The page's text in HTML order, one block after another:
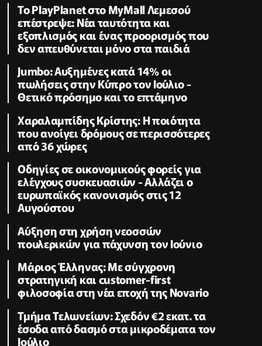
Το PlayPlanet στο MyMall Λεμεσού
επέστρεψε: Νέα ταυτότητα και
εξοπλισμός και ένας προορισμός που
δεν απευθύνεται μόνο στα παιδιά
Jumbo: Αυξημένες κατά 14% οι
πωλήσεις στην Κύπρο τον Ιούλιο -
Θετικό πρόσημο και το επτάμηνο
Χαραλαμπίδης Κρίστης: Η ποιότητα
που ανοίγει δρόμους σε περισσότερες
από 36 χώρες
Οδηγίες σε οικονομικούς φορείς για
ελέγχους συσκευασιών - Αλλάζει ο
ευρωπαϊκός κανονισμός στις 12
Αυγούστου
Αύξηση στη χρήση νεοσσών
πουλερικών για πάχυνση τον Ιούνιο
Μάριος Έλληνας: Με σύγχρονη
στρατηγική και customer-first
φιλοσοφία στη νέα εποχή της Novario
Τμήμα Τελωνείων: Σχεδόν €2 εκατ. τα
έσοδα από δασμό στα μικροδέματα τον
Ιούλιο